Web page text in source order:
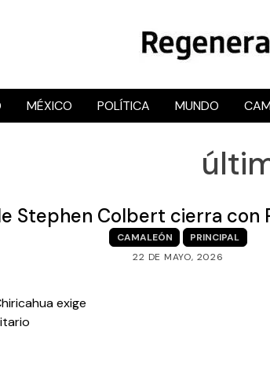
RegeneraciónMX
Sitio de noticias libre
MÉXICO POLÍTICA MUNDO
Stephen Colbert cierra con
CAMALEÓN
PRINCIPAL
22 DE MAYO, 2026
exige